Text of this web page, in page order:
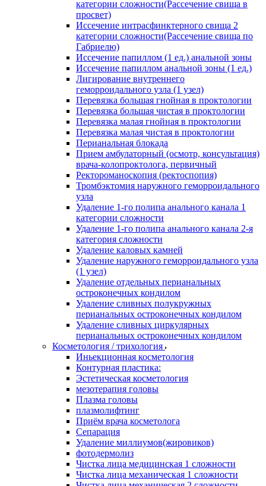
категории сложности(Рассечение свища в
просвет)
Иссечение интрасфинктерного свища 2
категории сложности(Рассечение свища по
Габриелю)
Иссечение папиллом (1 ед.) анальной зоны
Иссечение папиллом анальной зоны (1 ед.)
Лигирование внутреннего
геморроидального узла (1 узел)
Перевязка большая гнойная в проктологии
Перевязка большая чистая в проктологии
Перевязка малая гнойная в проктологии
Перевязка малая чистая в проктологии
Перианальная блокада
Прием амбулаторный (осмотр, консультация)
врача-колопроктолога, первичный
Ректороманоскопия (ректоспопия)
Тромбэктомия наружного геморроидального
узла
Удаление 1-го полипа анального канала 1
категории сложности
Удаление 1-го полипа анального канала 2-я
категория сложности
Удаление каловых камней
Удаление наружного геморроидального узла
(1 узел)
Удаление отдельных перианальных
остроконечных кондилом
Удаление сливных полукружных
перианальных остроконечных кондилом
Удаление сливных циркулярных
перианальных остроконечных кондилом
Косметология / трихология
Иньекционная косметология
Контурная пластика:
Эстетическая косметология
мезотерапия головы
Плазма головы
плазмолифтинг
Приём врача косметолога
Сепарация
Удаление миллиумов(жировиков)
фотодермолиз
Чистка лица медицинская 1 сложности
Чистка лица механическая 1 сложности